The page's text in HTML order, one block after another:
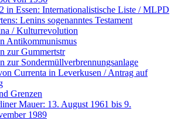
in Essen: Internationalistische Liste / MLPD
Lenins sogenanntes Testament
/ Kulturrevolution
Antikommunismus
zur Gummertstr
zur Sondermüllverbrennungsanlage
Currenta in Leverkusen / Antrag auf
Grenzen
Mauer: 13. August 1961 bis 9.
1989